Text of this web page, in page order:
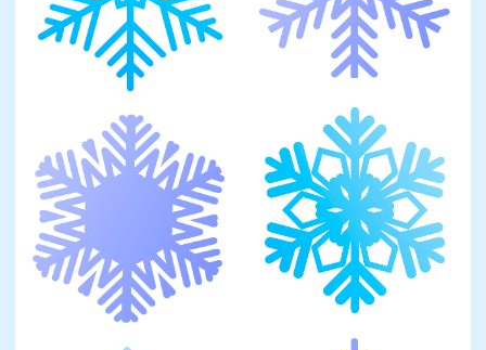
Оставить заявку
Скорочтение
Ментальная арифметика
Математика
Красивый почерк
Подготовка к школе
Программы